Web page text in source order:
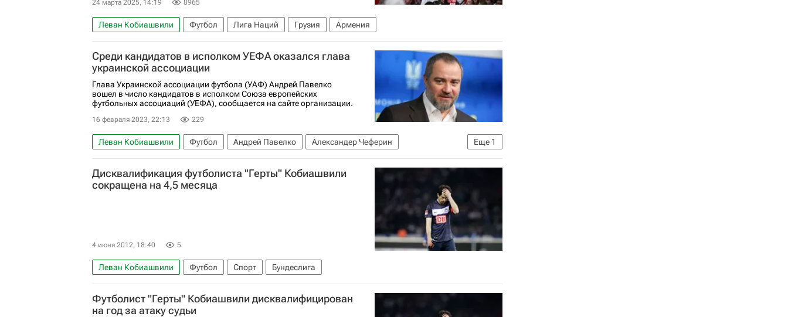
24 марта 2025, 14:19 8965
Леван Кобиашвили Футбол Лига Наций Грузия Армения
Среди кандидатов в исполком УЕФА оказался глава
украинской ассоциации
Глава Украинской ассоциации футбола (УАФ) Андрей Павелко
вошел в число кандидатов в исполком Союза европейских
футбольных ассоциаций (УЕФА), сообщается на сайте организации.
16 февраля 2023, 22:13 229
Еще 1
Леван Кобиашвили Футбол Андрей Павелко
Александер Чеферин
Союз европейских футбольных ассоциаций (УЕФА)
Дисквалификация футболиста "Герты" Кобиашвили
сокращена на 4,5 месяца
4 июня 2012, 18:40 5
Леван Кобиашвили Футбол Спорт Бундеслига
Футболист "Герты" Кобиашвили дисквалифицирован
на год за атаку судьи